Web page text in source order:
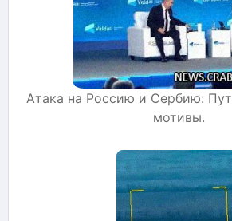
Атака на Россию и Сербию:
мотивы.